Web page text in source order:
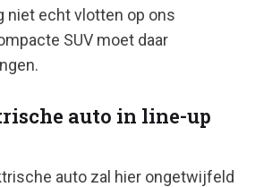
niet echt vlotten op ons
SUV moet daar
auto in line-up
auto zal hier ongetwijfeld